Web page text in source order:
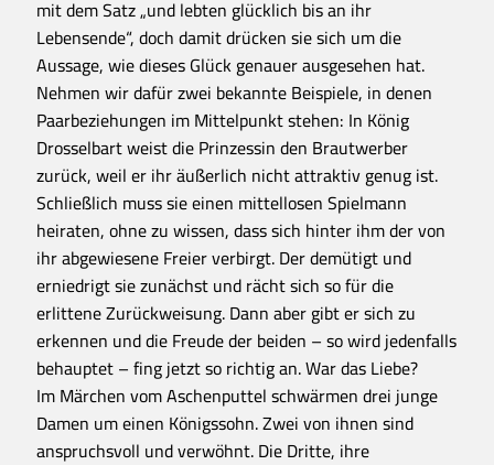
mit dem Satz „und lebten glücklich bis an ihr
Lebensende“, doch damit drücken sie sich um die
Aussage, wie dieses Glück genauer ausgesehen hat.
Nehmen wir dafür zwei bekannte Beispiele, in denen
Paarbeziehungen im Mittelpunkt stehen: In König
Drosselbart weist die Prinzessin den Brautwerber
zurück, weil er ihr äußerlich nicht attraktiv genug ist.
Schließlich muss sie einen mittellosen Spielmann
heiraten, ohne zu wissen, dass sich hinter ihm der von
ihr abgewiesene Freier verbirgt. Der demütigt und
erniedrigt sie zunächst und rächt sich so für die
erlittene Zurückweisung. Dann aber gibt er sich zu
erkennen und die Freude der beiden – so wird jedenfalls
behauptet – fing jetzt so richtig an. War das Liebe?
Im Märchen vom Aschenputtel schwärmen drei junge
Damen um einen Königssohn. Zwei von ihnen sind
anspruchsvoll und verwöhnt. Die Dritte, ihre